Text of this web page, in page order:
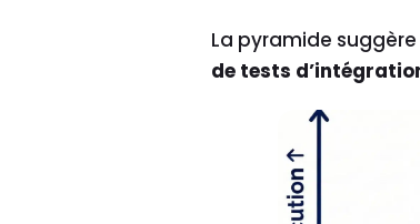
La pyramide
de tests